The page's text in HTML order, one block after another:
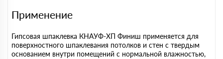
Применение
Гипсовая шпаклевка КНАУФ-ХП Финиш применяется для
поверхностного шпаклевания потолков и стен с твердым
основанием внутри помещений с нормальной влажностью,